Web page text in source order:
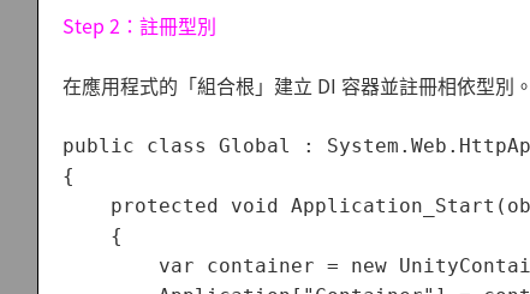
Step 2：註冊型別
在應用程式的「組合根」建立 DI 容器並註冊相依型
public class Global :
{
protected void
    {
var container = new